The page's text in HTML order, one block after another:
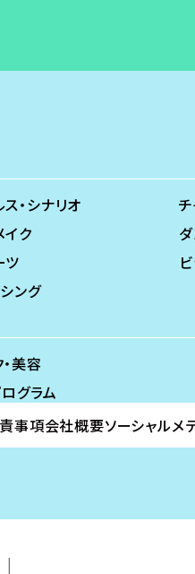
・シナリオ
イク
ツ
ング
チ
美容
グラム
事項会社概要ソーシャルメ